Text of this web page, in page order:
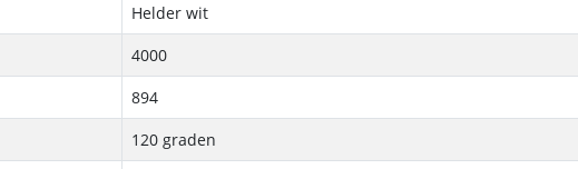
Helder wit
4000
894
120 graden